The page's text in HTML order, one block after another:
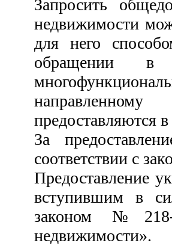
Запросить
недвижимости
для него
обращении в
направленному
предоставляются
За
соответствии с
Предоставление
вступившим в
законом №218-
недвижимости».